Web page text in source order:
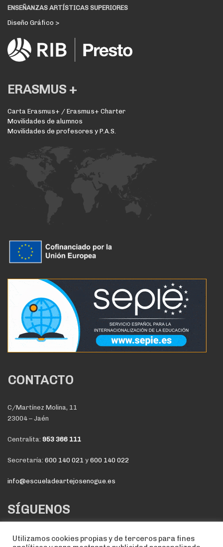
ENSEÑANZAS ARTÍSTICAS SUPERIORES
Diseño Gráfico >
ERASMUS +
Carta Erasmus+ / Erasmus+ Charter
Movilidades de alumnos
Movilidades de profesores y P.A.S.
CONTACTO
C/Martínez Molina, 11
23004 – Jaén
Centralita: 953 366 111
Secretaría: 600 140 021 y 600 140 022
info@escueladeartejosenogue.es
SÍGUENOS
Utilizamos cookies propias y de terceros para fines